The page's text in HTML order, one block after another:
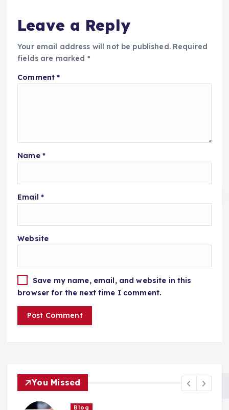
Leave a Reply
Your email address will not be published. Required
fields are marked *
Comment*
Name *
Email *
Website
Save my name, email, and website in this
browser for the next time I comment.
You Missed
Blog